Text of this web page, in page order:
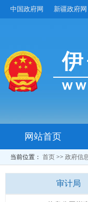
中国政府网 新疆政府网
网站首页
当前位置： 首页 >> 政府信
审计局